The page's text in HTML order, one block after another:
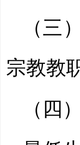
（三
宗教教
（四